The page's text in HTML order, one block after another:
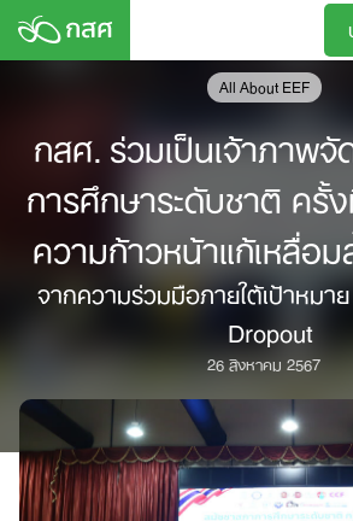
Skip
All About EEF
กสศ. ร่วมเป็นเจ้าภาพ
การศึกษาระดับชาติ ครั้
ความก้าวหน้าแก้เหลื่อ
จากความร่วมมือภายใต้เป้าหมา
Dropout
26 สิงหาคม 2567